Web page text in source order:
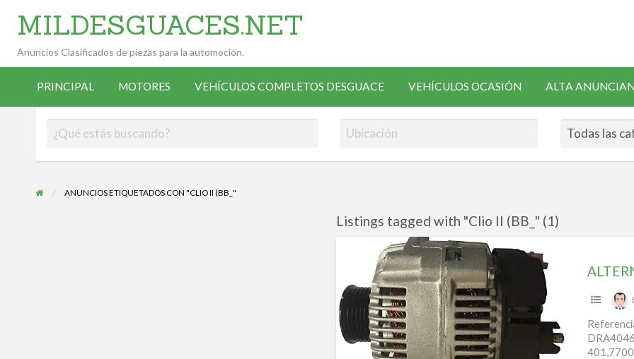
VEHÍCULOS
COMPLETOS
VEHÍCULOS
OCASIÓN
ALTA
ANUNCIANTE
SOLICITAR
RECAMBIOS
MILDESGUACES.NET
Anuncios Clasificados de piezas para la automoción.
PRINCIPAL MOTORES VEHÍCULOS COMPLETOS DESGUACE VEHÍCULOS OCASIÓN ALTA
ANUNCIOS ETIQUETADOS CON "CLIO II (BB_"
Listings tagged with "Clio II (BB_" (1)
ALTERNATOR
RENAULT
CLIO,
KANGOO,
EXPRESS
THALIA